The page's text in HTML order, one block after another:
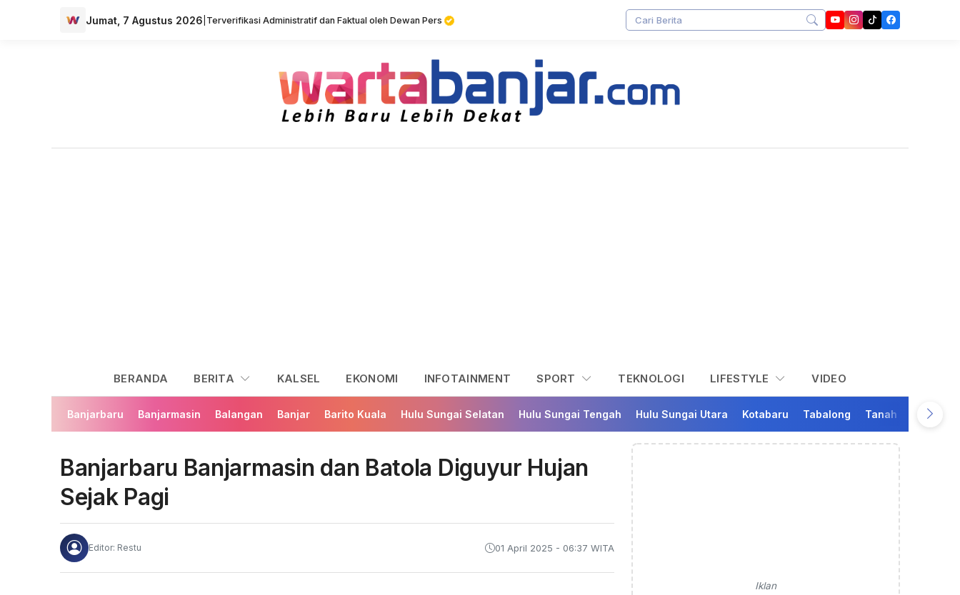
Jumat, 7 Agustus 2026 Terverifikasi Administratif dan Faktual oleh Dewan Pers
BERANDA BERITA KALSEL EKONOMI INFOTAINMENT SPORT TEKNOLOGI LIFESTYLE VIDEO
Banjarbaru Banjarmasin Balangan Banjar Barito Kuala Hulu Sungai Selatan Hulu Sungai Tengah Hulu Sungai Utara Kotabaru Tabalong Tanah Bumbu
Banjarbaru Banjarmasin dan Batola Diguyur Hujan
Sejak Pagi
Editor: Restu 01 April 2025 - 06:37 WITA
Iklan